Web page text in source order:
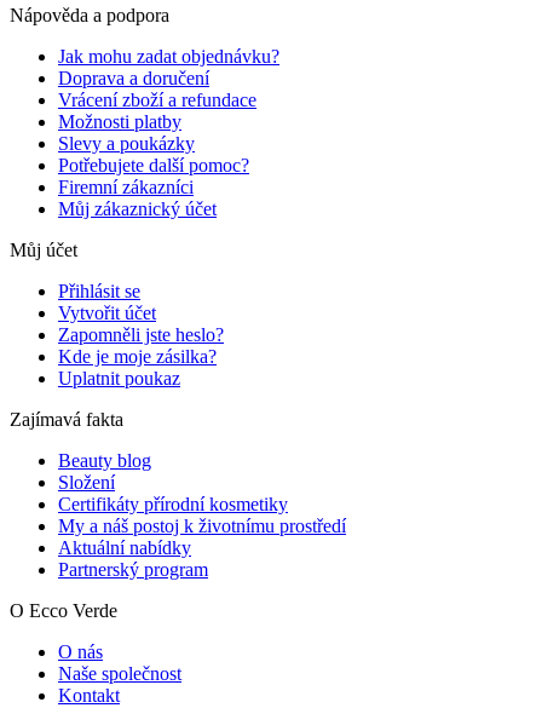
Nápověda a podpora
Jak mohu zadat objednávku?
Doprava a doručení
Vrácení zboží a refundace
Možnosti platby
Slevy a poukázky
Potřebujete další pomoc?
Firemní zákazníci
Můj zákaznický účet
Můj účet
Přihlásit se
Vytvořit účet
Zapomněli jste heslo?
Kde je moje zásilka?
Uplatnit poukaz
Zajímavá fakta
Beauty blog
Složení
Certifikáty přírodní kosmetiky
My a náš postoj k životnímu prostředí
Aktuální nabídky
Partnerský program
O Ecco Verde
O nás
Naše společnost
Kontakt